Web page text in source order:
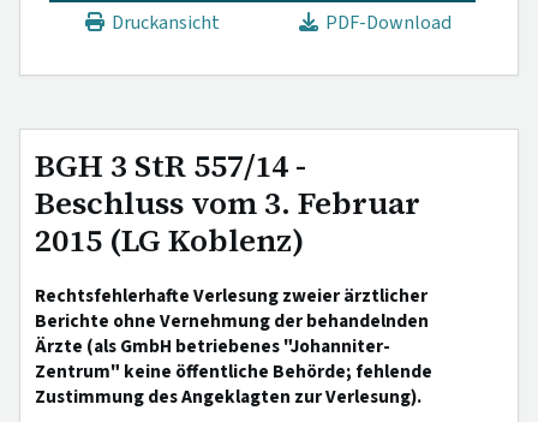
Druckansicht
PDF-Download
BGH 3 StR 557/14 -
Beschluss vom 3. Februar
2015 (LG Koblenz)
Rechtsfehlerhafte Verlesung zweier ärztlicher
Berichte ohne Vernehmung der behandelnden
Ärzte (als GmbH betriebenes "Johanniter-
Zentrum" keine öffentliche Behörde; fehlende
Zustimmung des Angeklagten zur Verlesung).